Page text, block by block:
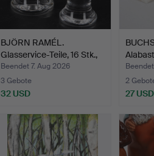
BJÖRN RAMÉL.
Glasservice-Teile, 16 Stk.,
"…
Beendet 7. Aug 2026
3 Gebote
32 USD
2
27 USD